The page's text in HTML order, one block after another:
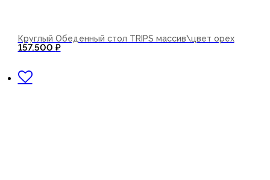
Круглый Обеденный стол TRIPS массив\цвет орех
157.500 ₽